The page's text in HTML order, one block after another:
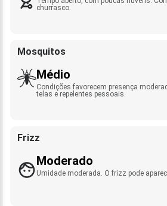
churrasco.
Mosquitos
Médio
Condições favorecem presença
telas e repelentes pessoais.
Frizz
Moderado
Umidade moderada. O frizz pode